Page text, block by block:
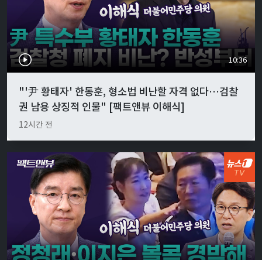
10:36
"'尹 황태자' 한동훈, 형소법 비난할 자격 없다…검찰
권 남용 상징적 인물" [팩트앤뷰 이해식]
12시간 전